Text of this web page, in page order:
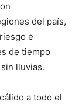
del país,
e
de tiempo
lluvias.
a todo el